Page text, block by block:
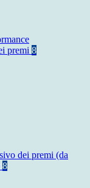
premi 8
dei premi (da
8